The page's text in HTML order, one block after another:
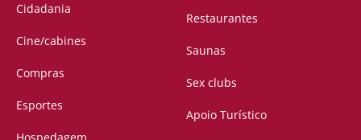
Cidadania
Cine/cabines
Compras
Esportes
Restaurantes
Saunas
Sex clubs
Apoio Turístico